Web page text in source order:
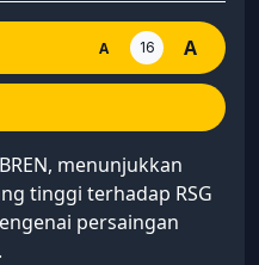
A 16 A
menunjukkan
tinggi terhadap RSG
persaingan